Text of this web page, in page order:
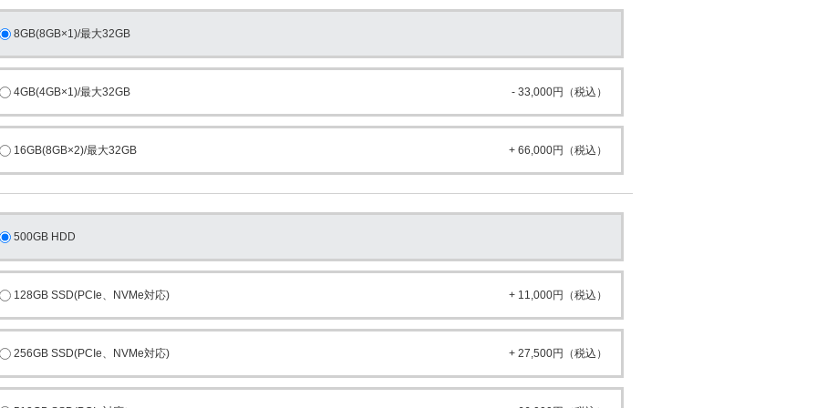
8GB(8GB×1)/最大32GB
4GB(4GB×1)/最大32GB - 33,000円（税込）
16GB(8GB×2)/最大32GB + 66,000円（税込）
500GB HDD
128GB SSD(PCIe、NVMe対応) + 11,000円（税込）
256GB SSD(PCIe、NVMe対応) + 27,500円（税込）